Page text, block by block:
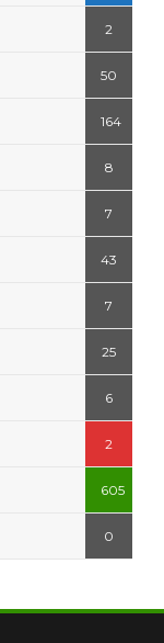
2
50
164
8
7
43
7
25
6
2
605
0